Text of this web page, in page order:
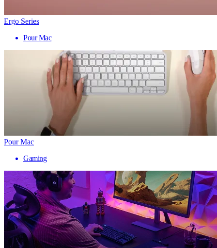
Ergo Series
Pour Mac
Pour Mac
Gaming